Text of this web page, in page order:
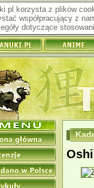
korzysta z plików
współpracujący z
dotyczące